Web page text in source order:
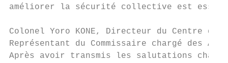
améliorer la sécurité collective est
Colonel Yoro KONE, Directeur du Centre
Représentant du Commissaire chargé des
Après avoir transmis les salutations